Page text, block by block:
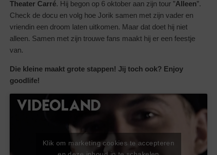
Theater Carré. Hij begon op 6 oktober aan zijn tour ”Alleen”.
Check de docu en volg hoe Jorik samen met zijn vader en
vriendin een droom laten uitkomen. Maar dat doet hij niet
alleen. Samen met zijn trouwe fans maakt hij er een feestje
van.
Die kleine maakt grote stappen! Jij toch ook? Enjoy
goodlife!
Klik om marketing cookies te accepteren